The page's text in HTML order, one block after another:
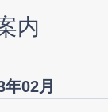
内
年02月